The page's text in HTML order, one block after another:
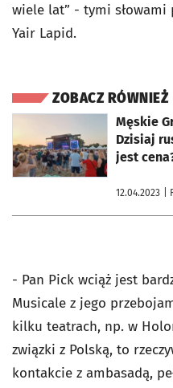
wiele lat” - tymi słowami
Yair Lapid.
ZOBACZ RÓWNIEŻ
Męskie
Dzisiaj
jest
12.04.2023 |
otworzy się w nowej karcie
- Pan Pick wciąż jest
Musicale z jego
kilku teatrach, np. w
związki z Polską, to
kontakcie z ambasadą,